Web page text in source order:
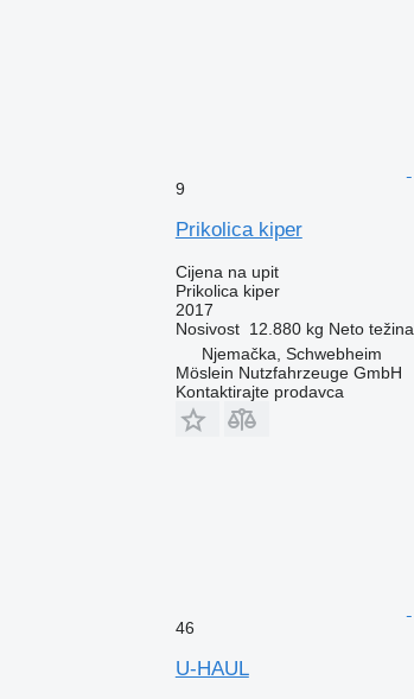
9
Prikolica kiper
Cijena na upit
Prikolica kiper
2017
Nosivost 12.880 kg Neto težina
Njemačka, Schwebheim
Möslein Nutzfahrzeuge GmbH
Kontaktirajte prodavca
46
U-HAUL